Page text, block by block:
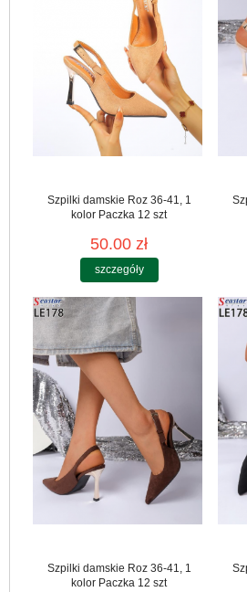
Szpilki damskie Roz 36-41, 1
kolor Paczka 12 szt
50.00 zł
szczegóły
Szpilki damskie Roz 36-41, 1
kolor Paczka 12 szt